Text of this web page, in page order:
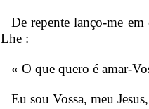
De repente lanço-me
Lhe :
« O que quero é amar-
Eu sou Vossa, meu